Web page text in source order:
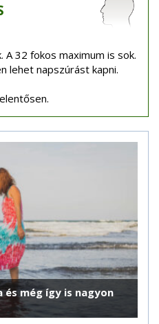
32 fokos maximum is sok.
lehet napszúrást kapni.
még így is nagyon